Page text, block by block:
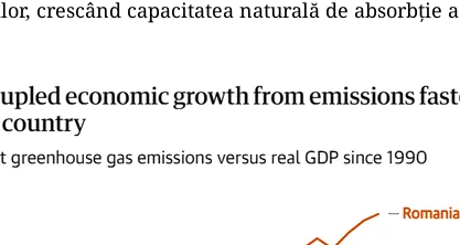
crescând capacitatea naturală de absorbție a